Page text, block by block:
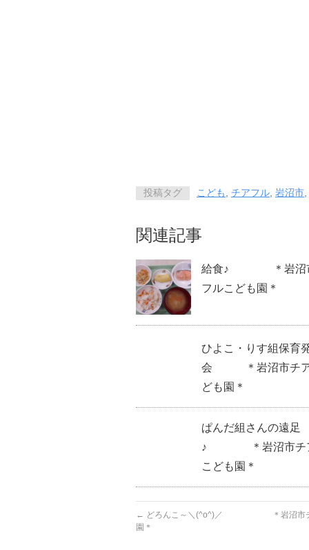
投稿タグ こども チアフル 岩沼市
関連記事
給食♪ ＊岩沼
フルこども園＊
ひよこ・りす組保育
会 ＊岩沼市チア
ども園＊
ぱんだ組さんの遠足
♪ ＊岩沼市チ
こども園＊
← どろんこ～＼(^o^)／ ＊岩沼市チ
園＊